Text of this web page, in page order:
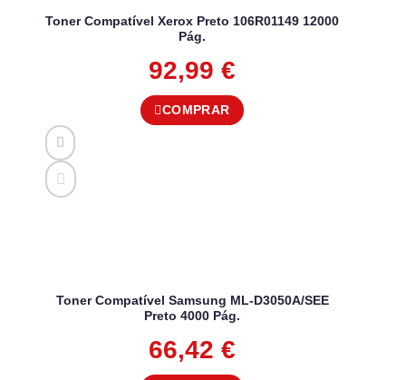
Toner Compatível Xerox Preto 106R01149 12000
Pág.
92,99 €
COMPRAR
Toner Compatível Samsung ML-D3050A/SEE
Preto 4000 Pág.
66,42 €